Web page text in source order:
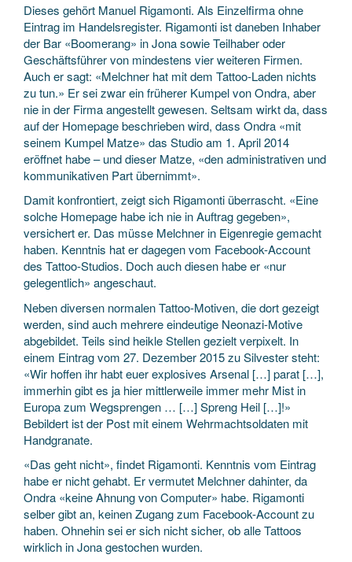
Dieses gehört Manuel Rigamonti. Als Einzelfirma ohne
Eintrag im Handelsregister. Rigamonti ist daneben Inhaber
der Bar «Boomerang» in Jona sowie Teilhaber oder
Geschäftsführer von mindestens vier weiteren Firmen.
Auch er sagt: «Melchner hat mit dem Tattoo-Laden nichts
zu tun.» Er sei zwar ein früherer Kumpel von Ondra, aber
nie in der Firma angestellt gewesen. Seltsam wirkt da, dass
auf der Homepage beschrieben wird, dass Ondra «mit
seinem Kumpel Matze» das Studio am 1. April 2014
eröffnet habe – und dieser Matze, «den administrativen und
kommunikativen Part übernimmt».
Damit konfrontiert, zeigt sich Rigamonti überrascht. «Eine
solche Homepage habe ich nie in Auftrag gegeben»,
versichert er. Das müsse Melch­ner in Eigenregie gemacht
haben. Kenntnis hat er dagegen vom Facebook-Account
des Tattoo-Studios. Doch auch diesen habe er «nur
gelegentlich» angeschaut.
Neben diversen normalen Tattoo-Motiven, die dort gezeigt
werden, sind auch mehrere eindeutige Neonazi-Motive
abgebildet. Teils sind heikle Stellen gezielt verpixelt. In
einem Eintrag vom 27. Dezember 2015 zu Silvester steht:
«Wir hoffen ihr habt euer explosives Arsenal […] parat […],
immerhin gibt es ja hier mittlerweile immer mehr Mist in
Europa zum Wegsprengen … […] Spreng Heil […]!»
Bebildert ist der Post mit einem Wehrmachtsoldaten mit
Handgranate.
«Das geht nicht», findet Rigamonti. Kenntnis vom Eintrag
habe er nicht gehabt. Er vermutet Melchner dahinter, da
Ondra «keine Ahnung von Computer» habe. Rigamonti
selber gibt an, keinen Zugang zum Facebook-Account zu
haben. Ohnehin sei er sich nicht sicher, ob alle Tattoos
wirklich in Jona gestochen wurden.